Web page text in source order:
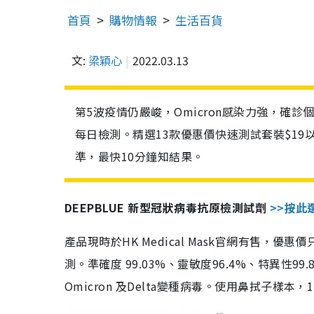
首頁 購物情報 生活百貨
文: 梁穎心 2022.03.13
第5波疫情仍嚴峻，Omicron感染力強，確診
每日檢測。精選13款優惠價快速測試套裝$19
準，最快10分鐘知結果。
DEEPBLUE 新型冠狀病毒抗原檢測試劑 >>按此
產品現時於HK Medical Mask官網有售，優惠
測。準確度 99.03%、靈敏度96.4%、特異性
Omicron 及Delta變種病毒。使用鼻拭子樣本，